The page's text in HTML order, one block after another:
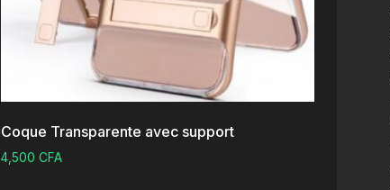
Coque Transparente avec support
4,500 CFA